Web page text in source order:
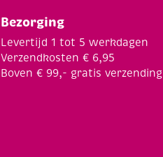
Bezorging
Levertijd 1 tot 5 werkdagen
Verzendkosten € 6,95
Boven € 99,- gratis verzending